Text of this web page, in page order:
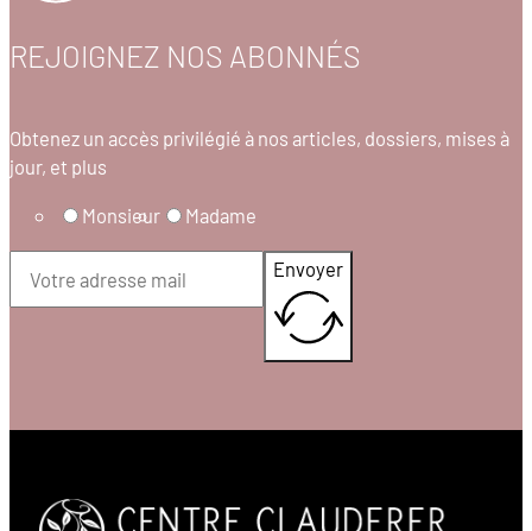
REJOIGNEZ NOS ABONNÉS
Obtenez un accès privilégié à nos articles, dossiers, mises à
jour, et plus
Monsieur Madame
Envoyer